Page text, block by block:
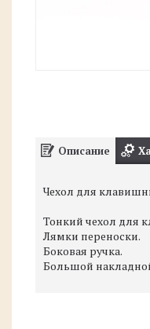
Описание
Чехол для
Тонкий чехол для
Лямки переноски.
Боковая ручка.
Большой